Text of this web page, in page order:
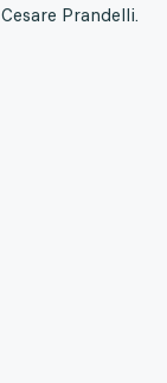
Prandelli.